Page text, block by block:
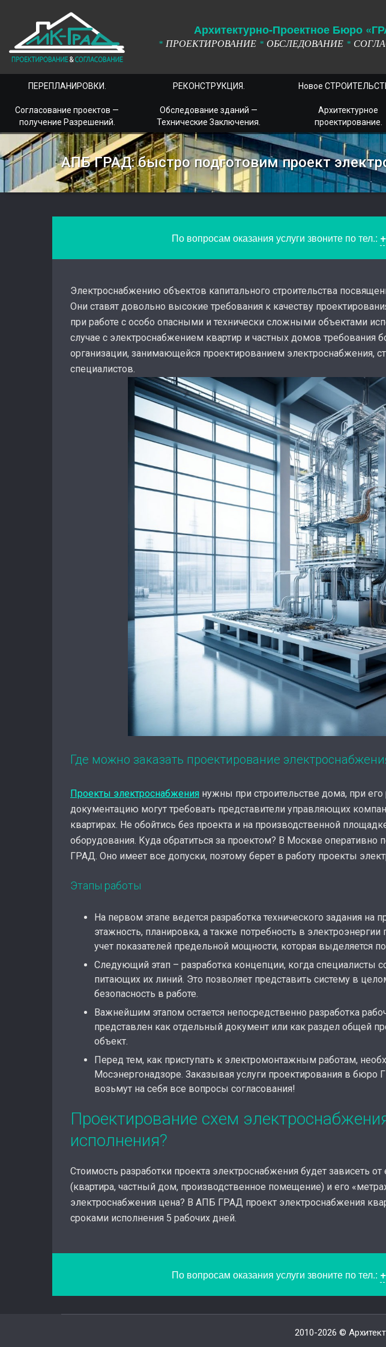
Архитектурно-Проектное Бюро
* ПРОЕКТИРОВАНИЕ * ОБСЛЕДОВАНИЕ *
ПЕРЕПЛАНИРОВКИ. РЕКОНСТРУКЦИЯ. Новое
Согласование проектов —
получение Разрешений.
Обследование зданий —
Технические Заключения.
Архитектурное
проектирование.
АПБ ГРАД: быстро подготовим проект
По вопросам оказания услуги звоните по тел.:
Электроснабжению объектов капитального строительства
Они ставят довольно высокие требования к качеству
при работе с особо опасными и технически сложными объектами
случае с электроснабжением квартир и частных домов требования
организации, занимающейся проектированием электроснабжения,
специалистов.
Где можно заказать проектирование
Проекты электроснабжения нужны при строительстве дома, при
документацию могут требовать представители управляющих
квартирах. Не обойтись без проекта и на производственной
оборудования. Куда обратиться за проектом? В Москве
ГРАД. Оно имеет все допуски, поэтому берет в работу проекты
Этапы работы
На первом этапе ведется разработка технического задания на
этажность, планировка, а также потребность в
учет показателей предельной мощности, которая выделяется
Следующий этап – разработка концепции, когда специалисты
питающих их линий. Это позволяет представить систему в
безопасность в работе.
Важнейшим этапом остается непосредственно разработка
представлен как отдельный документ или как раздел общей
объект.
Перед тем, как приступать к электромонтажным работам,
Мосэнергонадзоре. Заказывая услуги проектирования в
возьмут на себя все вопросы согласования!
Проектирование схем
исполнения?
Стоимость разработки проекта электроснабжения будет зависеть
(квартира, частный дом, производственное помещение) и его
электроснабжения цена? В АПБ ГРАД проект электроснабжения
сроками исполнения 5 рабочих дней.
По вопросам оказания услуги звоните по тел.:
2010-2026 ©